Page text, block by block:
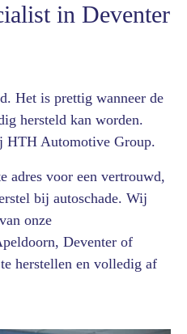
in Deventer
Het is prettig wanneer de
hersteld kan worden.
HTH Automotive Group.
adres voor een vertrouwd,
bij autoschade. Wij
onze
Deventer of
herstellen en volledig af